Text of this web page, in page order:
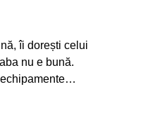
îi dorești celui
nu e bună.
echipamente…